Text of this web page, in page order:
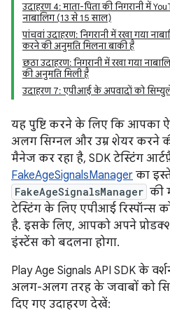
उदाहरण 4: माता-पिता की निगरानी में
नाबालिग (13 से 15 साल)
पांचवां उदाहरण: निगरानी में रखा गया
करने की अनुमति मिलना बाकी है
छठा उदाहरण: निगरानी में रखा गया
की अनुमति मिली है
उदाहरण 7: एपीआई के अपवादों को
यह पुष्टि करने के लिए कि आपका
अलग सिग्नल और उम्र शेयर करने
मैनेज कर रहा है, SDK टेस्टिंग
FakeAgeSignalsManager का
FakeAgeSignalsManager की
टेस्टिंग के लिए एपीआई रिस्पॉन्स
है. इसके लिए, आपको अपने
इंस्टेंस को बदलना होगा.
Play Age Signals API SDK के
अलग-अलग तरह के जवाबों को
दिए गए उदाहरण देखें: